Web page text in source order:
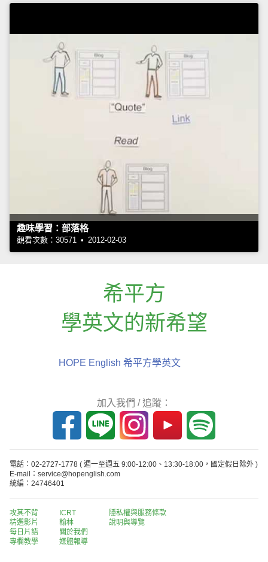
趣味學習：部落格
觀看次數：30571 • 2012-02-03
希平方
學英文的新希望
HOPE English 希平方學英文
加入我們 / 追蹤：
電話：02-2727-1778 ( 週一至週五 9:00-12:00、13:30-18:00，國定假日除外 )
E-mail：service@hopenglish.com
統編：24746401
攻其不背
精選影片
每日片語
專欄教學
ICRT
翰林
關於我們
媒體報導
隱私權與服務條款
說明與導覽